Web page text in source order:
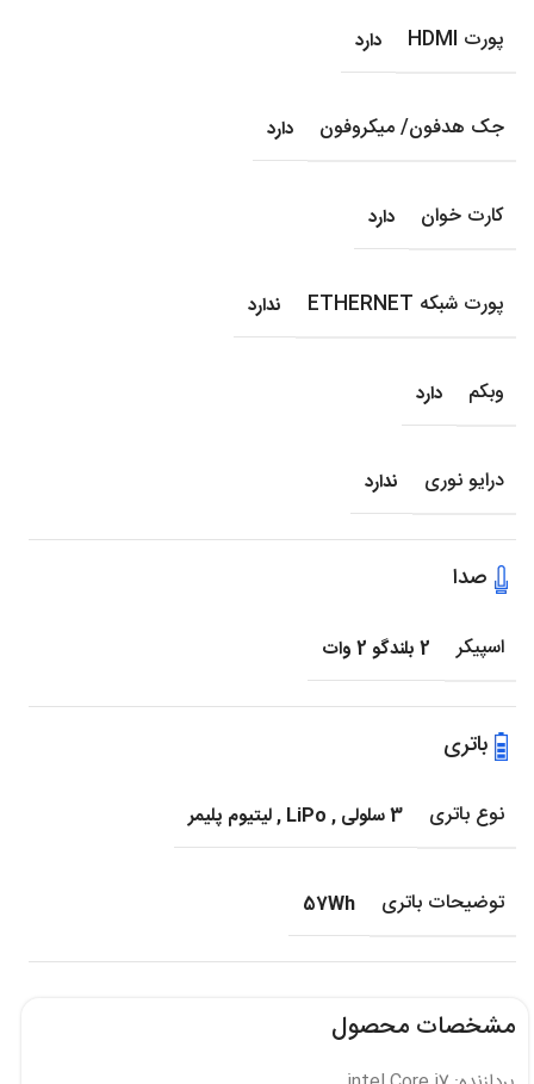
پورت HDMI دارد
جک هدفون/ میکروفون دارد
کارت خوان دارد
پورت شبکه ETHERNET ندارد
وبکم دارد
درایو نوری ندارد
صدا
اسپیکر 2 بلندگو 2 وات
باتری
نوع باتری 3 سلولی ,
LiPo
,لیتیوم پلیمر
توضیحات باتری 57Wh
مشخصات محصول